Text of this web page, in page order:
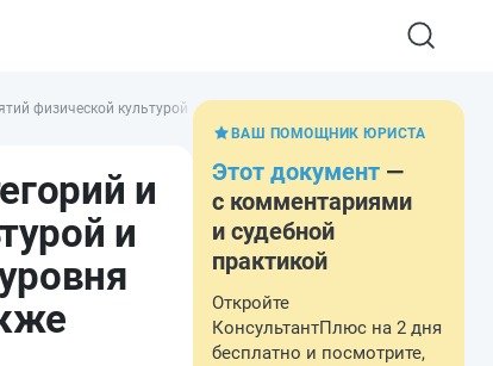
физической культурой и спортом, массовым спортом, в том
и
и
ВАШ ПОМОЩНИК ЮРИСТА
Этот документ —
с комментариями
и судебной
практикой
Откройте
КонсультантПлюс на 2 дня
бесплатно и посмотрите,